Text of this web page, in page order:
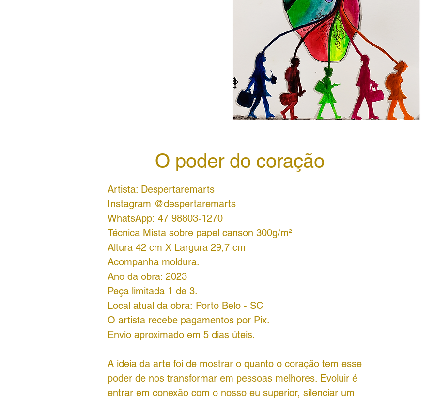
O poder do coração
Artista: Despertaremarts
Instagram @despertaremarts
WhatsApp: 47 98803-1270
Técnica Mista sobre papel canson 300g/m²
Altura 42 cm X Largura 29,7 cm
Acompanha moldura.
Ano da obra: 2023
Peça limitada 1 de 3.
Local atual da obra: Porto Belo - SC
O artista recebe pagamentos por Pix.
Envio aproximado em 5 dias úteis.
A ideia da arte foi de mostrar o quanto o coração tem esse
poder de nos transformar em pessoas melhores. Evoluir é
entrar em conexão com o nosso eu superior, silenciar um